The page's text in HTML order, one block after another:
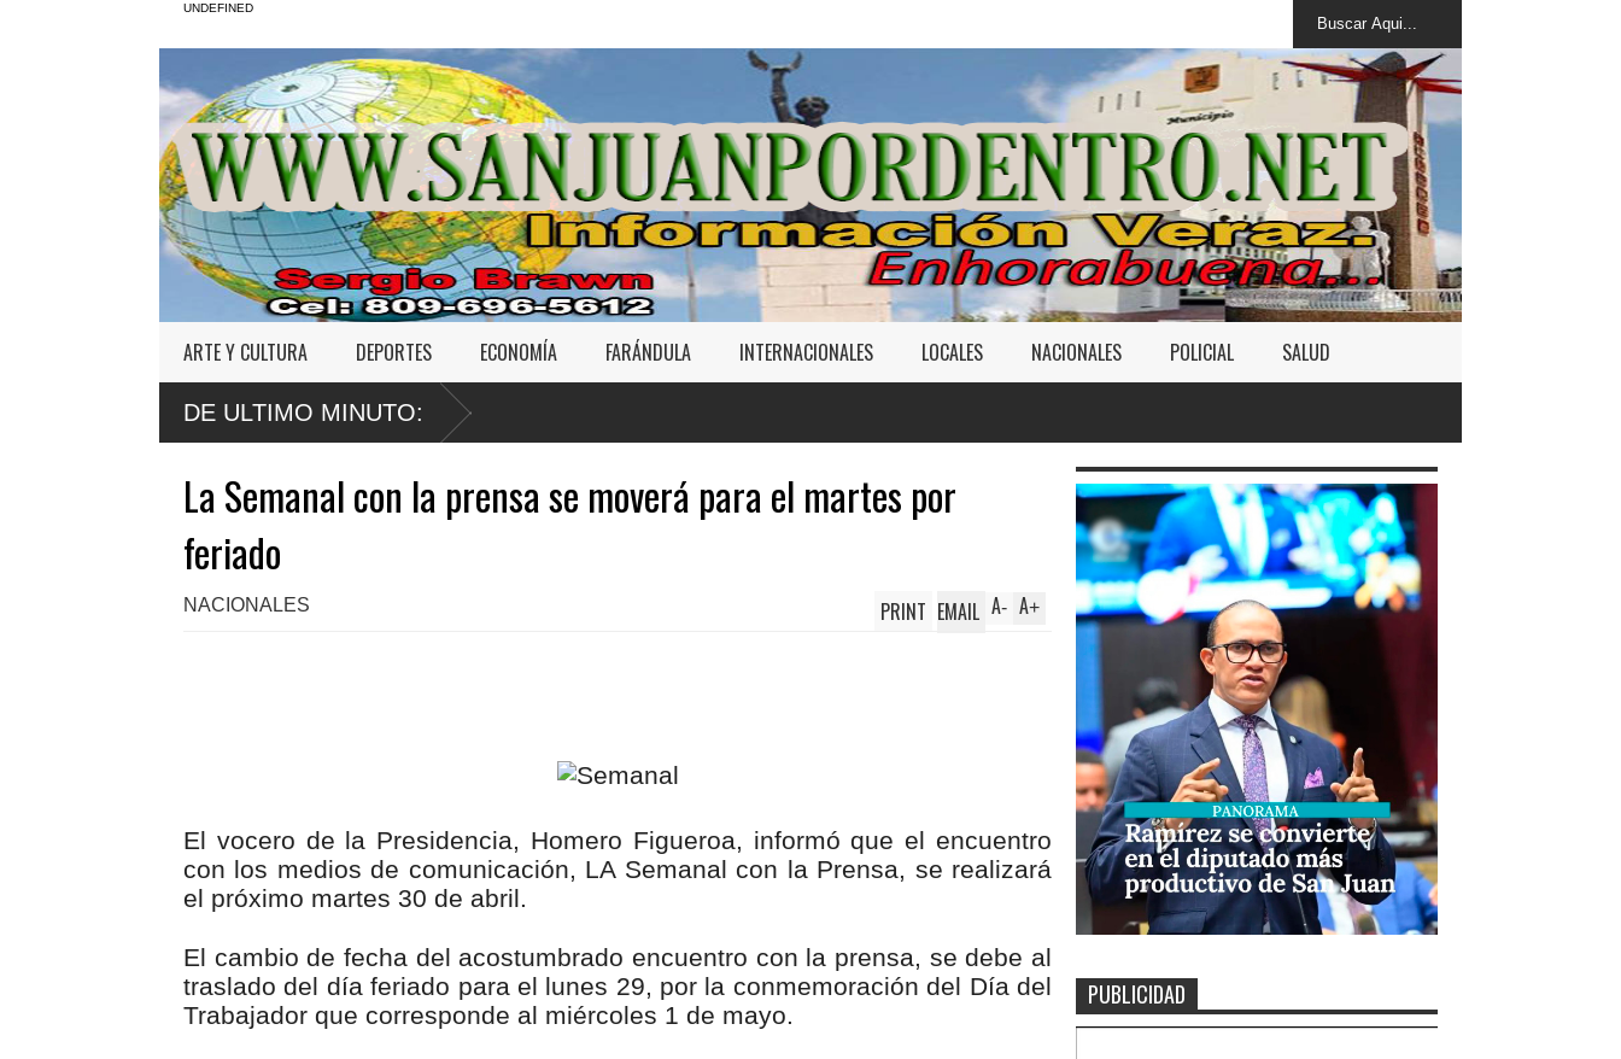
UNDEFINED
ARTE Y CULTURA DEPORTES ECONOMÍA FARÁNDULA INTERNACIONALES LOCALES NACIONALES POLICIAL SALUD
DE ULTIMO MINUTO:
La Semanal con la prensa se moverá para el martes por
feriado
NACIONALES A+
A-
PRINT EMAIL
El vocero de la Presidencia, Homero Figueroa, informó que el encuentro
con los medios de comunicación, LA Semanal con la Prensa, se realizará
el próximo martes 30 de abril.
El cambio de fecha del acostumbrado encuentro con la prensa, se debe al
traslado del día feriado para el lunes 29, por la conmemoración del Día del
Trabajador que corresponde al miércoles 1 de mayo.
PUBLICIDAD